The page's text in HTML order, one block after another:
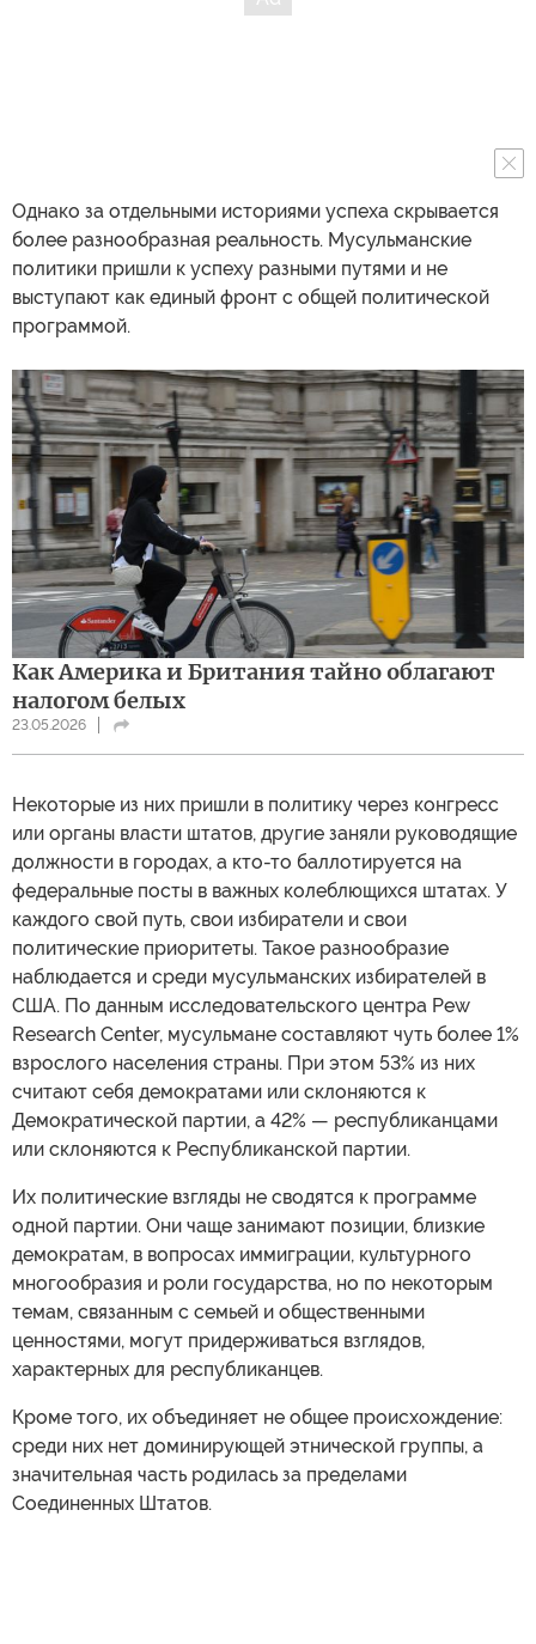
Однако за отдельными историями успеха скрывается
более разнообразная реальность. Мусульманские
политики пришли к успеху разными путями и не
выступают как единый фронт с общей политической
программой.
Как Америка и Британия тайно облагают
налогом белых
23.05.2026
Некоторые из них пришли в политику через конгресс
или органы власти штатов, другие заняли руководящие
должности в городах, а кто-то баллотируется на
федеральные посты в важных колеблющихся штатах. У
каждого свой путь, свои избиратели и свои
политические приоритеты. Такое разнообразие
наблюдается и среди мусульманских избирателей в
США. По данным исследовательского центра Pew
Research Center, мусульмане составляют чуть более 1%
взрослого населения страны. При этом 53% из них
считают себя демократами или склоняются к
Демократической партии, а 42% — республиканцами
или склоняются к Республиканской партии.
Их политические взгляды не сводятся к программе
одной партии. Они чаще занимают позиции, близкие
демократам, в вопросах иммиграции, культурного
многообразия и роли государства, но по некоторым
темам, связанным с семьей и общественными
ценностями, могут придерживаться взглядов,
характерных для республиканцев.
Кроме того, их объединяет не общее происхождение:
среди них нет доминирующей этнической группы, а
значительная часть родилась за пределами
Соединенных Штатов.